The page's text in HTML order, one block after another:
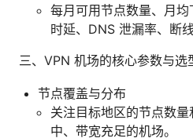
每月可用节点数量、月
时延、DNS 泄漏率、断
三、VPN 机场的核心参数与选
节点覆盖与分布
关注目标地区的节点数
中、带宽充足的机场。